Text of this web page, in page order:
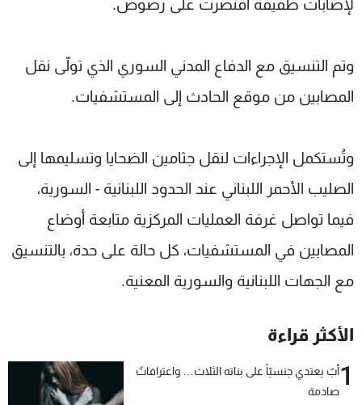
لإصابات طفيفة اقتصرت على رضوض.
وتم التنسيق مع الدفاع المدني السوري الذي تولّى نقل
المصابين من موقع الحادث إلى المستشفيات.
وتُستكمل الإجراءات لنقل جثامين الضحايا وتسليمها إلى
الصليب الأحمر اللبناني عند الحدود اللبنانية - السورية،
فيما تواصل غرفة العمليات المركزية متابعة أوضاع
المصابين في المستشفيات، كل حالة على حدة، بالتنسيق
مع الجهات اللبنانية والسورية المعنية.
الأكثر قراءة
1أبٌ يعتدي جنسيّاً على بناته الثلاث… واعترافاتٌ
صادمة